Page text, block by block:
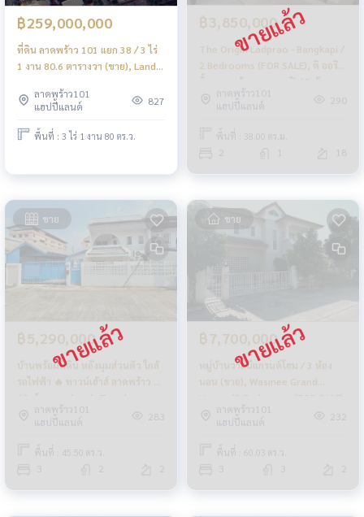
฿259,000,000
ที่ดิน ลาดพร้าว 101 แยก 38 / 3 ไร่
1 งาน 80.6 ตารางวา (ขาย), Land
Acre (FOR SALE) TIK481
ลาดพร้าว101
แฮปปี้แลนด์
827
พื้นที่ : 3 ไร่ 1 งาน 80 ตร.ว.
฿3,850,000
The Origin Ladprao - Bangkapi /
2 Bedrooms (FOR SALE), ดิ ออริ
จิ้น ลาดพร้าว - บางกะปิ / 2 ห้อง
นอน (ขาย) JSMN128
ลาดพร้าว101
แฮปปี้แลนด์
290
พื้นที่ : 38.00 ตร.ม.
2 1 18
ขาย
฿5,290,000
บ้านพร้อมที่ดิน หลังมุมส่วนตัว ใกล้
รถไฟฟ้า 🔥 ทาวน์เฮ้าส์ ลาดพร้าว 87
/ 3 ห้องนอน (ขาย), Townhouse
Ladprao 87 / 3 Bedrooms (FOR
SALE) FAHS048
ลาดพร้าว101
แฮปปี้แลนด์
283
พื้นที่ : 45.50 ตร.ว.
2 2
ขาย
฿7,700,000
หมู่บ้านวาสินีแกรนด์โฮม / 3 ห้อง
นอน (ขาย), Wasinee Grand
Home / 3 Bedrooms (FOR SALE)
FAHS037ลาดพร้าว101
แฮปปี้แลนด์
232
พื้นที่ : 60.03 ตร.ว.
2